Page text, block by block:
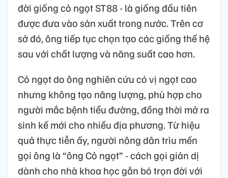
đời giống cỏ ngọt ST88 - là giống đầu tiên
được đưa vào sản xuất trong nước. Trên cơ
sở đó, ông tiếp tục chọn tạo các giống thế hệ
sau với chất lượng và năng suất cao hơn.
Cỏ ngọt do ông nghiên cứu có vị ngọt cao
nhưng không tạo năng lượng, phù hợp cho
người mắc bệnh tiểu đường, đồng thời mở ra
sinh kế mới cho nhiều địa phương. Từ hiệu
quả thực tiễn ấy, người nông dân trìu mến
gọi ông là “ông Cỏ ngọt” - cách gọi giản dị
dành cho nhà khoa học gắn bó trọn đời với